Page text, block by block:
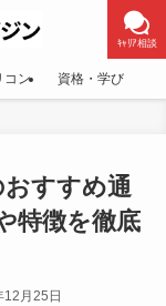
ｷｬﾘｱ相談
コン 資格・学び
おすすめ通
特徴を徹底
12月25日